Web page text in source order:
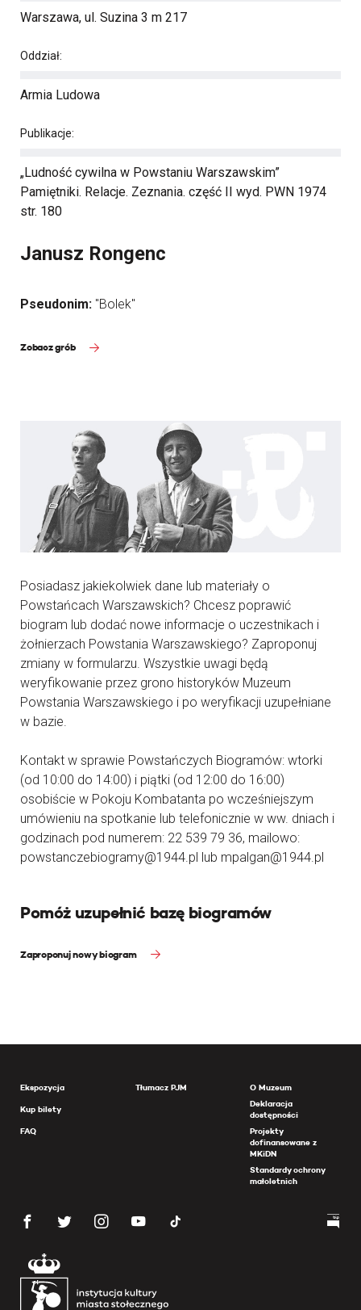
Warszawa, ul. Suzina 3 m 217
Oddział:
Armia Ludowa
Publikacje:
„Ludność cywilna w Powstaniu Warszawskim”
Pamiętniki. Relacje. Zeznania. część II wyd. PWN 1974
str. 180
Janusz Rongenc
Pseudonim: "Bolek"
Zobacz grób
Posiadasz jakiekolwiek dane lub materiały o
Powstańcach Warszawskich? Chcesz poprawić
biogram lub dodać nowe informacje o uczestnikach i
żołnierzach Powstania Warszawskiego? Zaproponuj
zmiany w formularzu. Wszystkie uwagi będą
weryfikowanie przez grono historyków Muzeum
Powstania Warszawskiego i po weryfikacji uzupełniane
w bazie.
Kontakt w sprawie Powstańczych Biogramów: wtorki
(od 10:00 do 14:00) i piątki (od 12:00 do 16:00)
osobiście w Pokoju Kombatanta po wcześniejszym
umówieniu na spotkanie lub telefonicznie w ww. dniach i
godzinach pod numerem: 22 539 79 36, mailowo:
powstanczebiogramy@1944.pl lub mpalgan@1944.pl
Pomóż uzupełnić bazę biogramów
Zaproponuj nowy biogram
Ekspozycja
Kup bilety
FAQ
Tłumacz PJM
O Muzeum
Deklaracja
dostępności
Projekty
dofinansowane z
MKiDN
Standardy ochrony
małoletnich